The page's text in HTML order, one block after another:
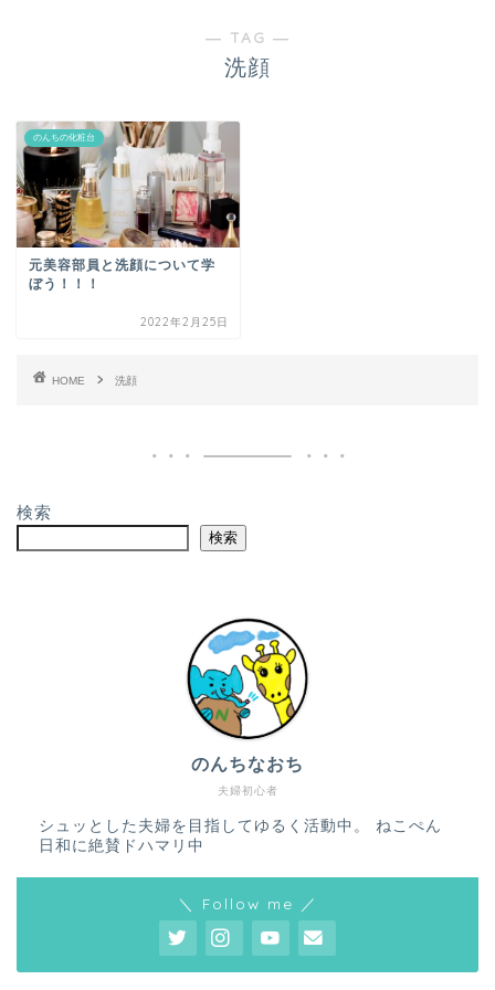
― TAG ―
洗顔
のんちの化粧台
元美容部員と洗顔について学
ぼう！！！
2022年2月25日
HOME 洗顔
検索
検索
夫婦初心者
のんちなおち
シュッとした夫婦を目指してゆるく活動中。 ねこぺん
日和に絶賛ドハマリ中
＼ Follow me ／